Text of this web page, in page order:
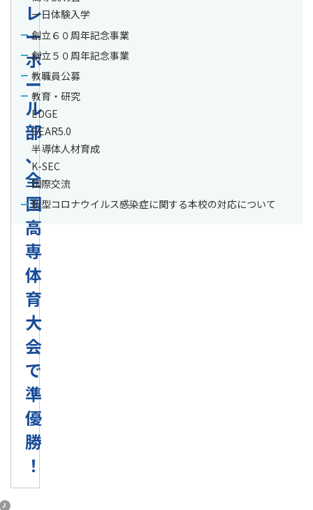
レ
ー
ボ
ー
ル
部
、
全
国
高
専
体
育
大
会
で
準
優
勝
！
一日体験入学
創立６０周年記念事業
創立５０周年記念事業
教職員公募
教育・研究
EDGE
GEAR5.0
半導体人材育成
K-SEC
国際交流
新型コロナウイルス感染症に関する本校の対応について